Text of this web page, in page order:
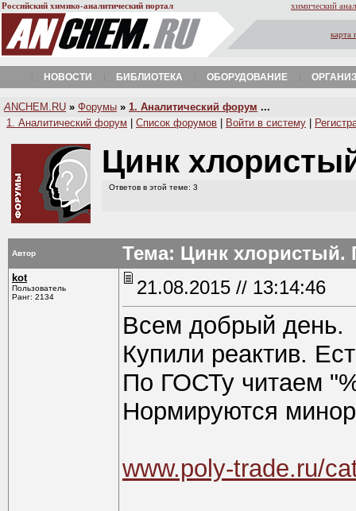
Российский химико-аналитический портал химический
карта
НОВОСТИ БИБЛИОТЕКА ОБОРУДОВАНИЕ
A NCHEM.RU » Форумы » 1. Аналитический форум ...
1. Аналитический форум
Список форумов Войти в систему
Цинк
Ответов в этой теме: 3
Автор Тема: Цинк хлористый.
kot
Пользователь
Ранг: 2134
21.08.2015 // 13:14:46
Всем добрый день.
Купили реактив.
По ГОСТу читаем
Нормируются
www.poly-trade.ru/